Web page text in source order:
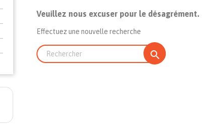
Veuillez nous excuser pour le désagrément.
Effectuez une nouvelle recherche
